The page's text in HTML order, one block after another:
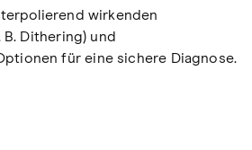
wirkenden
Dithering) und
für eine sichere Diagnose.